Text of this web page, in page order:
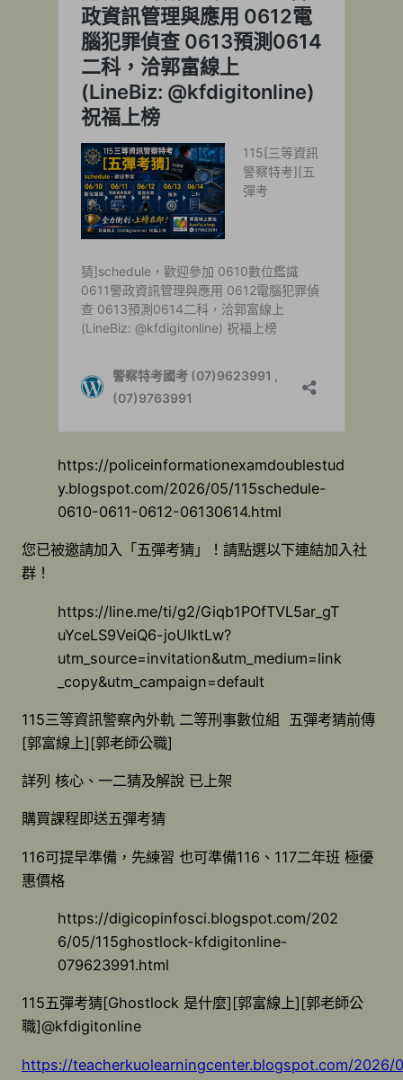
https://policeinformationexamdoublestud
y.blogspot.com/2026/05/115schedule-
0610-0611-0612-06130614.html
您已被邀請加入「五彈考猜」！請點選以下連結加入社
群！
https://line.me/ti/g2/Giqb1POfTVL5ar_gT
uYceLS9VeiQ6-joUIktLw?
utm_source=invitation&utm_medium=link
_copy&utm_campaign=default
115三等資訊警察內外軌 二等刑事數位組 五彈考猜前傳
[郭富線上][郭老師公職]
詳列 核心、一二猜及解說 已上架
購買課程即送五彈考猜
116可提早準備，先練習 也可準備116、117二年班 極優
惠價格
https://digicopinfosci.blogspot.com/202
6/05/115ghostlock-kfdigitonline-
079623991.html
115五彈考猜[Ghostlock 是什麼][郭富線上][郭老師公
職]@kfdigitonline
https://teacherkuolearningcenter.blogspot.com/2026/